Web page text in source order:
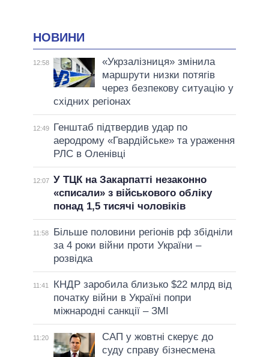
НОВИНИ
12:58
«Укрзалізниця» змінила
маршрути низки потягів
через безпекову ситуацію у
східних регіонах
12:49
Генштаб підтвердив удар по
аеродрому «Гвардійське» та ураження
РЛС в Оленівці
12:07 У ТЦК на Закарпатті незаконно
«списали» з військового обліку
понад 1,5 тисячі чоловіків
11:58
Більше половини регіонів рф збідніли
за 4 роки війни проти України –
розвідка
11:41
КНДР заробила близько $22 млрд від
початку війни в Україні попри
міжнародні санкції – ЗМІ
11:20
САП у жовтні скерує до
суду справу бізнесмена